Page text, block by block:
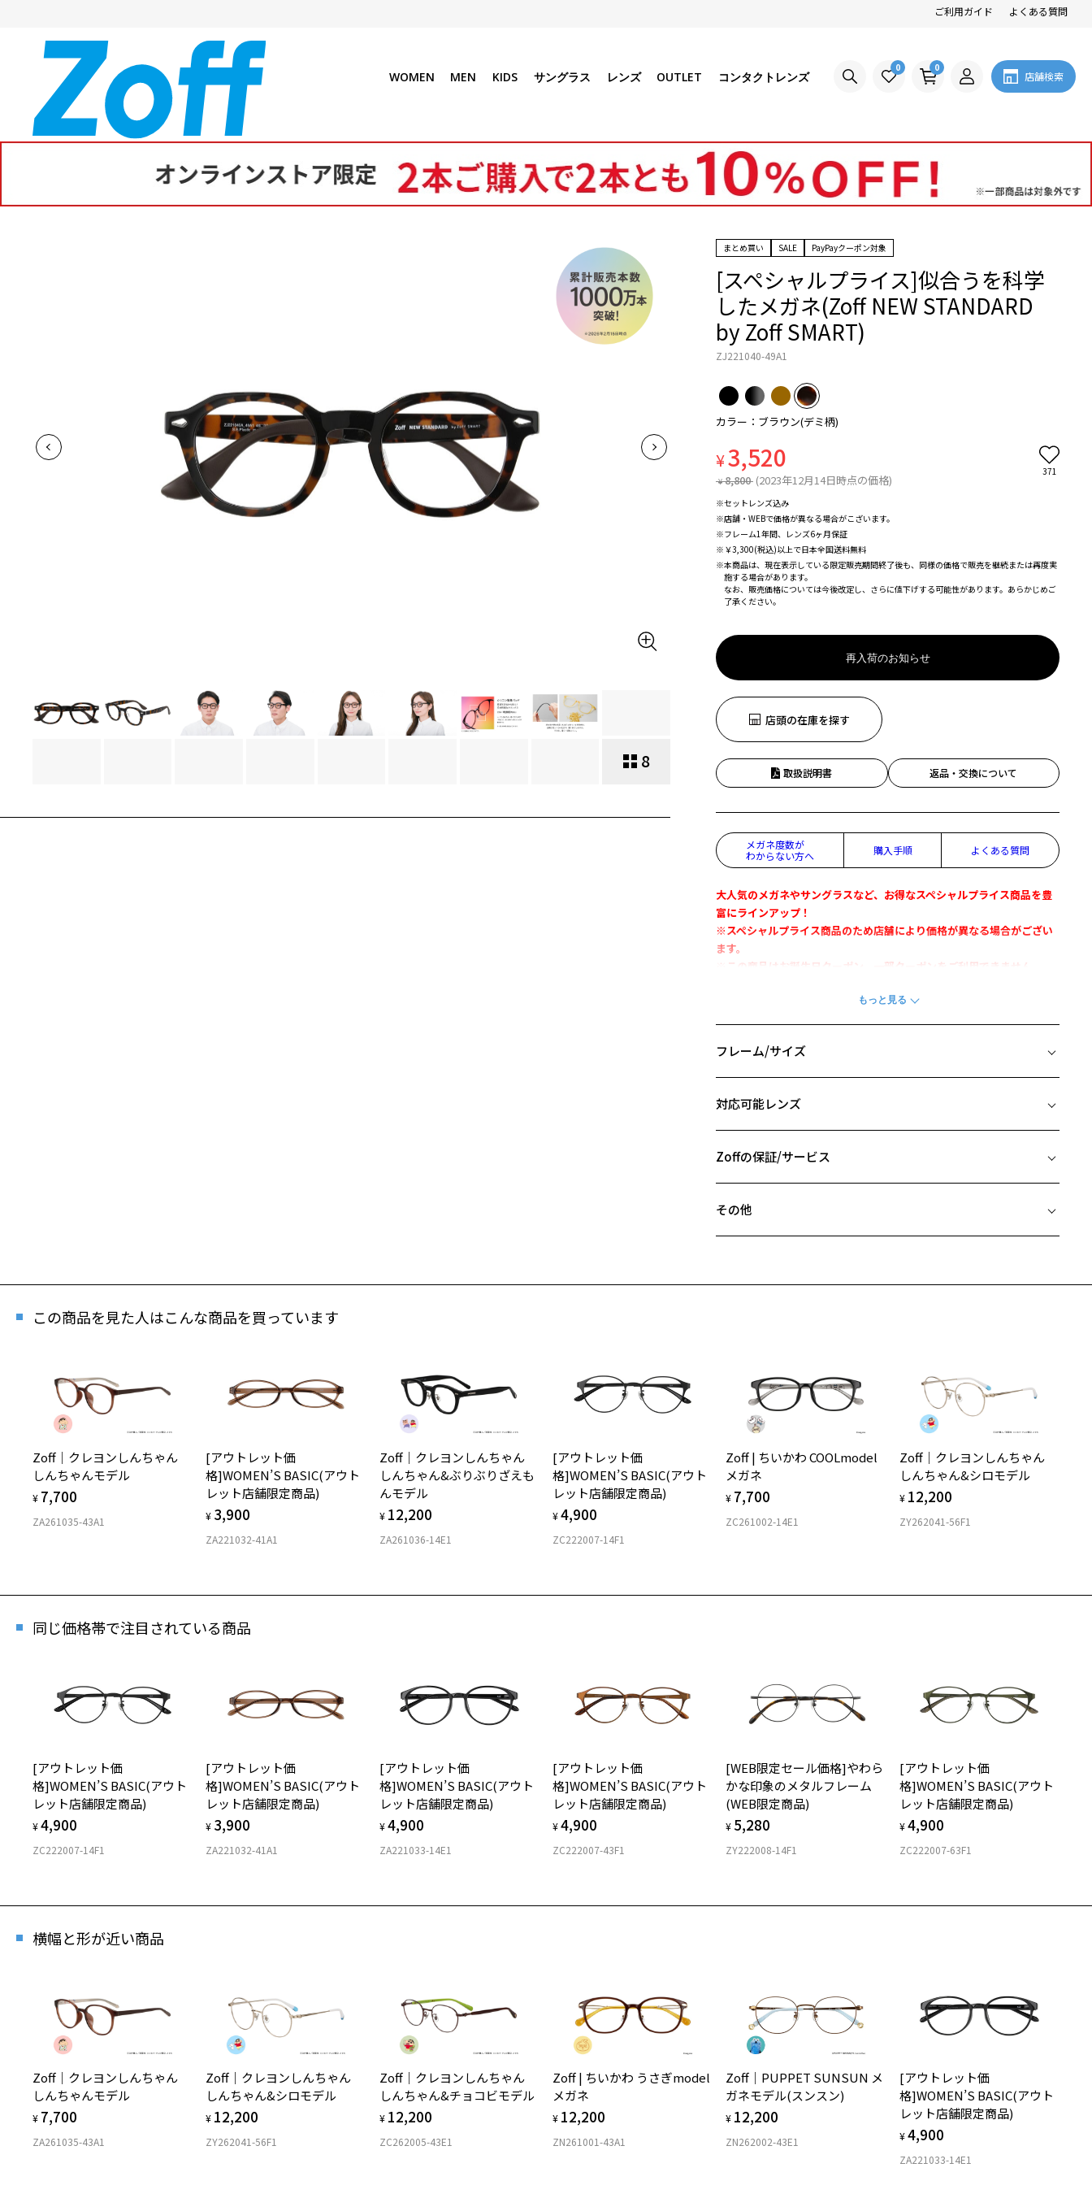
ご利用ガイド よくある質問
WOMEN MEN KIDS サングラス レンズ OUTLET コンタクトレンズ
0 0
店舗検索
8
商品詳細ページへ
まとめ買い SALE PayPayクーポン対象
[スペシャルプライス]似合うを科学
したメガネ(Zoff NEW STANDARD
by Zoff SMART)
ZJ221040-49A1
カラー：ブラウン(デミ柄)
¥3,520
¥ 8,800 (2023年12月14日時点の価格)
371
※セットレンズ込み
※店舗・WEBで価格が異なる場合がこざいます。
※フレーム1年間、レンズ6ヶ月保証
※￥3,300(税込)以上で日本全国送料無料
※本商品は、現在表示している限定販売期間終了後も、同様の価格で販売を継続または再度実
施する場合があります。
なお、販売価格については今後改定し、さらに値下げする可能性があります。あらかじめご
了承ください。
再入荷のお知らせ
再入荷お知らせメールのお申し込み
「再入荷お知らせメール」はZoffオンラインストア会員さまのみ対象となります。
[スペシャルプライス]似合うを科学したメガネ(Zoff NEW STANDARD by
Zoff SMART)
※ご希望の商品が再入荷しない場合もございますので予めご了承ください。
※「再入荷お知らせメール」はZoffオンラインストアで取り扱っている商品が対象となります。
店舗への再入荷ではございませんのでご了承ください。
※人気商品に関しては、メール配信後、即完売する場合がございます。
店頭の在庫を探す
取扱説明書 返品・交換について
メガネ度数が
わからない方へ
購入手順 よくある質問
大人気のメガネやサングラスなど、お得なスペシャルプライス商品を豊
富にラインアップ！
※スペシャルプライス商品のため店舗により価格が異なる場合がござい
ます。
※この商品はお誕生日クーポン、一部クーポンをご利用できません。
似合うを科学したメガネ「Zoff NEW STANDARD」
それをもとにデザインされた「みんなに似合うメガネ」
形や色に変化をつけると、メガネが際立ち個性を出すことができます。
Zoff NEW STANDARDは、顔に合うベストバランスを計算しデザイン。
【デザイン】
キーホールブリッジやフロントにあしらったメタルパーツがクラシカル
な雰囲気をより引き立ててくれます。
素材は航空機にも使用されるスーパーエンジニアリング・プラスチック
を採用。
軽いだけではなく、しなやかで壊れにくさを実現。
似合うだけでなく、機能性に優れた仕上がりです。
「軽い」のに「ズレにくい」スマートな眼鏡です。
【スタイリングポイント】
スタイリングの主役になる、印象的なフレームです。
秋冬はもちろん、見た目ががっしりとした重厚感のあるフレームなの
※柄や色味の出方に個体差があり、画像と異なる場合がございます。
フレーム/サイズ
B ブリッジ(鼻部分)の横幅：23mm
お持ちのZoffメガネサイズを確認するには？
仕上がり寸法
D 仕上がりの横幅：約138mm
E 仕上がりの縦幅：約46mm
フロント素材：スーパーエンジニアリング・プラスチック
対応可能レンズ
フレームとレンズの合計料金を知りたい方へ
Zoffの保証/サービス
安心2 視力測定無料
視力の変化を早めに発見するために、定期的な視力測定をおす
すめいたします。
安心3 かかり具合調整無料
フレームの歪みやかかり具合の調整・クリーニングは、全国の
Zoff店舗にていつでも対応いたします。
その他
＜メガネの度数情報がわからない方へ＞
オンラインストアでフレームのみ購入して、
ご購入時に「レンズ交換券」をお選びいただくと、実店舗で度数を測定
のうえ、
度付きレンズ（標準セットレンズ）へ無料交換いただけます。
この商品を見た人はこんな商品を買っています
Zoff｜クレヨンしんちゃん
しんちゃんモデル
¥ 7,700
ZA261035-43A1
[アウトレット価
格]WOMEN’S BASIC(アウト
レット店舗限定商品)
¥ 3,900
ZA221032-41A1
Zoff｜クレヨンしんちゃん
しんちゃん&ぶりぶりざえも
んモデル
¥ 12,200
ZA261036-14E1
[アウトレット価
格]WOMEN’S BASIC(アウト
レット店舗限定商品)
¥4,900
ZC222007-14F1
Zoff | ちいかわ COOLmodel
メガネ
¥ 7,700
ZC261002-14E1
Zoff｜クレヨンしんちゃん
しんちゃん&シロモデル
¥ 12,200
ZY262041-56F1
同じ価格帯で注目されている商品
[アウトレット価
格]WOMEN’S BASIC(アウト
レット店舗限定商品)
¥4,900
ZC222007-14F1
[アウトレット価
格]WOMEN’S BASIC(アウト
レット店舗限定商品)
¥ 3,900
ZA221032-41A1
[アウトレット価
格]WOMEN’S BASIC(アウト
レット店舗限定商品)
¥4,900
ZA221033-14E1
[アウトレット価
格]WOMEN’S BASIC(アウト
レット店舗限定商品)
¥4,900
ZC222007-43F1
[WEB限定セール価格]やわら
かな印象のメタルフレーム
(WEB限定商品)
¥ 5,280
ZY222008-14F1
[アウトレット価
格]WOMEN’S BASIC(アウト
レット店舗限定商品)
¥4,900
ZC222007-63F1
横幅と形が近い商品
Zoff｜クレヨンしんちゃん
しんちゃんモデル
¥ 7,700
ZA261035-43A1
Zoff｜クレヨンしんちゃん
しんちゃん&シロモデル
¥ 12,200
ZY262041-56F1
Zoff｜クレヨンしんちゃん
しんちゃん&チョコビモデル
¥ 12,200
ZC262005-43E1
Zoff | ちいかわ うさぎmodel
メガネ
¥ 12,200
ZN261001-43A1
Zoff｜PUPPET SUNSUN メ
ガネモデル(スンスン)
¥ 12,200
ZN262002-43E1
[アウトレット価
格]WOMEN’S BASIC(アウト
レット店舗限定商品)
¥4,900
ZA221033-14E1